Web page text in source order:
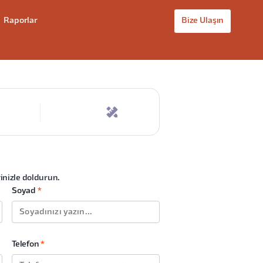
Raporlar Bize Ulaşın
doldurun.
Soyad *
Telefon*